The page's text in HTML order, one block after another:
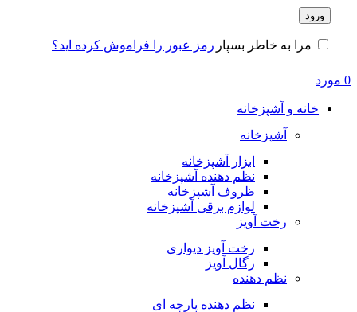
ورود
رمز عبور را فراموش کرده اید؟ مرا به خاطر بسپار
0 مورد
خانه و آشپزخانه
آشپزخانه
ابزار آشپزخانه
نظم دهنده آشپزخانه
ظروف آشپزخانه
لوازم برقی آشپزخانه
رخت آویز
رخت آویز دیواری
رگال آویز
نظم دهنده
نظم دهنده پارچه ای